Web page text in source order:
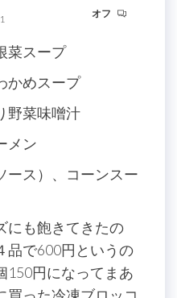
オフ
菜スープ
かめスープ
野菜味噌汁
メン
ース）、コーンスー
にも飽きてきたの
品で600円というの
150円になってまあ